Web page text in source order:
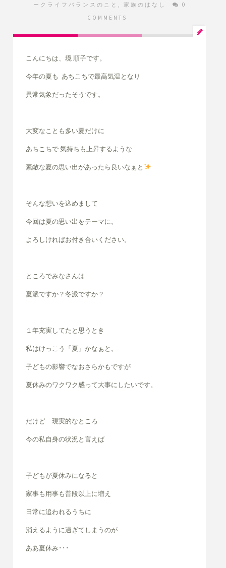
ークライフバランスのこと
家族のはなし
0
COMMENTS
こんにちは、境 順子です。
今年の夏も あちこちで最高気温となり
異常気象だったそうです。
大変なことも多い夏だけに
あちこちで 気持ちも上昇するような
素敵な夏の思い出があったら良いなぁと
そんな想いを込めまして
今回は夏の思い出をテーマに。
よろしければお付き合いください。
ところでみなさんは
夏派ですか？冬派ですか？
１年充実してたと思うとき
私はけっこう「夏」かなぁと。
子どもの影響でなおさらかもですが
夏休みのワクワク感って大事にしたいです。
だけど 現実的なところ
今の私自身の状況と言えば
子どもが夏休みになると
家事も用事も普段以上に増え
日常に追われるうちに
消えるように過ぎてしまうのが
ああ夏休み･･･